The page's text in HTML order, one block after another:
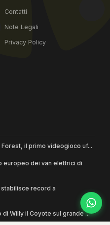
Contatti
Note Legali
Privacy Policy
il primo videogioco uf...
europeo dei van elettrici di
record a
Willy il Coyote sul grande ...